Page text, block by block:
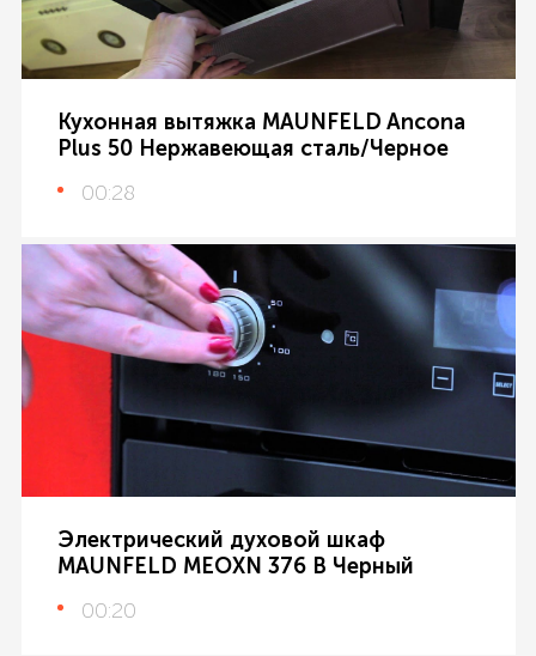
Кухонная вытяжка MAUNFELD Ancona
Plus 50 Нержавеющая сталь/Черное
00:28
Электрический духовой шкаф
MAUNFELD MEOXN 376 B Черный
00:20